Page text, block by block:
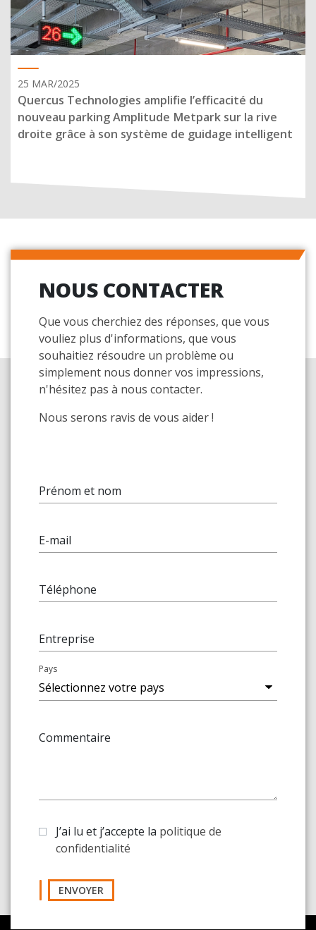
25 MAR/2025
Quercus Technologies amplifie l’efficacité du
nouveau parking Amplitude Metpark sur la rive
droite grâce à son système de guidage intelligent
NOUS CONTACTER
Que vous cherchiez des réponses, que vous
vouliez plus d'informations, que vous
souhaitiez résoudre un problème ou
simplement nous donner vos impressions,
n'hésitez pas à nous contacter.
Nous serons ravis de vous aider !
Prénom et nom
E-mail
Téléphone
Entreprise
Pays
Commentaire
J’ai lu et j’accepte la politique de
confidentialité
ENVOYER